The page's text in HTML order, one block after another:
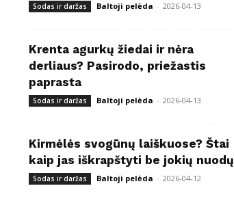
Sodas ir daržas Baltoji pelėda - 2026-04-13
Krenta agurkų žiedai ir nėra
derliaus? Pasirodo, priežastis
paprasta
Sodas ir daržas Baltoji pelėda - 2026-04-13
Kirmėlės svogūnų laiškuose? Štai
kaip jas iškrapštyti be jokių nuodų
Sodas ir daržas Baltoji pelėda - 2026-04-12